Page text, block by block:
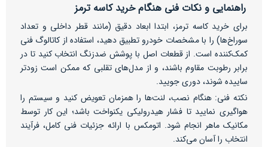
راهنمایی و نکات فنی هنگام خرید کاسه ترمز
برای خرید کاسه ترمز، ابتدا ابعاد دقیق (مانند قطر داخلی و تعداد
سوراخ‌ها) را با مشخصات خودرو تطبیق دهید، استفاده از کاتالوگ فنی
کمک‌کننده است. از قطعات اصل با پوشش ضدزنگ انتخاب کنید تا در
برابر رطوبت مقاوم باشند، و از مدل‌های تقلبی که ممکن است زودتر
ساییده شوند، دوری جویید.
نکته فنی: هنگام نصب، لنت‌ها را همزمان تعویض کنید و سیستم را
هواگیری نمایید تا فشار هیدرولیکی یکنواخت باشد؛ این کار توسط
مکانیک ماهر انجام شود. اتومکس با ارائه جزئیات فنی کامل، فرآیند
انتخاب را آسان می‌کند.